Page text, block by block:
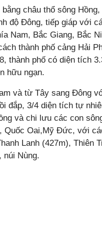
châu thổ sông
độ Đông, tiếp giáp với
Nam, Bắc Giang, Bắc
thành phố cảng Hải
thành phố có diện tích
hữu ngạn.
và từ Tây sang Đông
đắp, 3/4 diện tích tự
và chi lưu các con
Quốc Oai,Mỹ Đức, với
Lanh (427m), Thiên
núi Nùng.